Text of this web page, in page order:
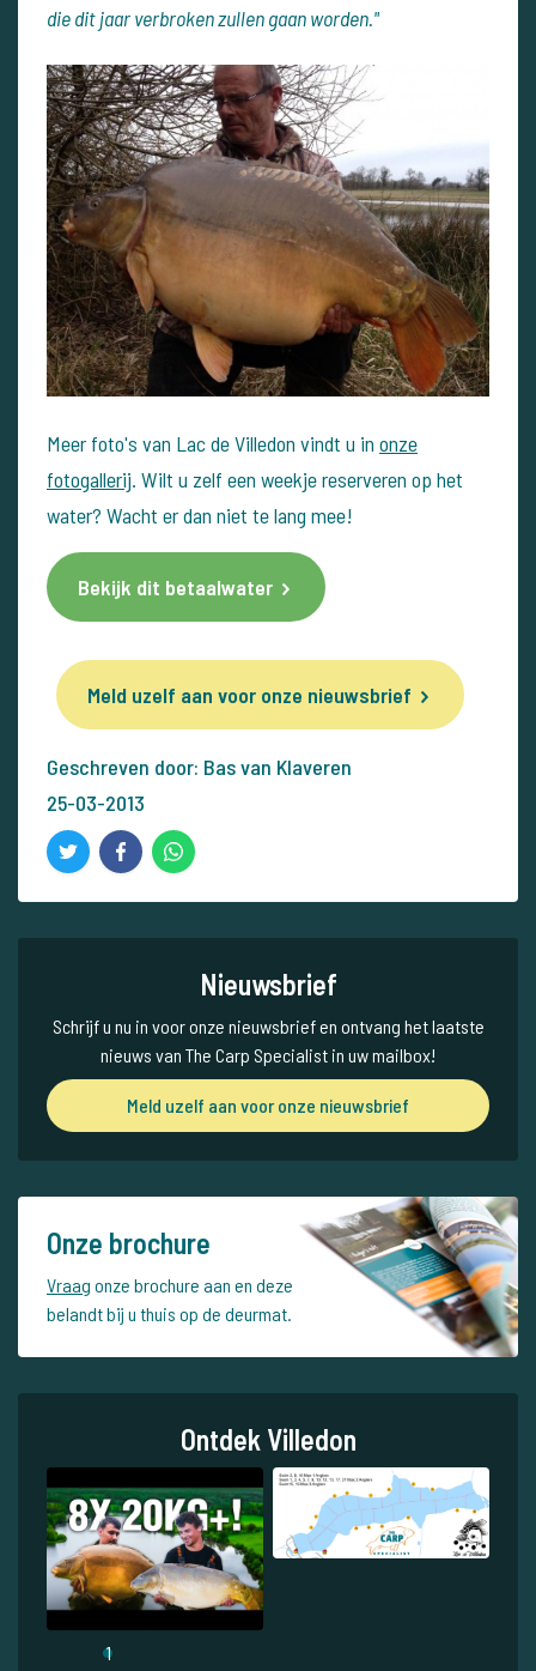
die dit jaar verbroken zullen gaan worden."
Meer foto's van Lac de Villedon vindt u in onze
fotogallerij. Wilt u zelf een weekje reserveren op het
water? Wacht er dan niet te lang mee!
Bekijk dit betaalwater
Meld uzelf aan voor onze nieuwsbrief
Geschreven door: Bas van Klaveren
25-03-2013
Nieuwsbrief
Schrijf u nu in voor onze nieuwsbrief en ontvang het laatste
nieuws van The Carp Specialist in uw mailbox!
Meld uzelf aan voor onze nieuwsbrief
Onze brochure
Vraag onze brochure aan en deze
belandt bij u thuis op de deurmat.
Ontdek Villedon
1